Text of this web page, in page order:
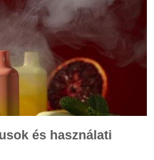
és használati